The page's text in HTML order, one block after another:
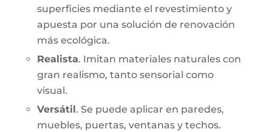
superficies mediante el revestimiento y
apuesta por una solución de renovación
más ecológica.
Realista. Imitan materiales naturales con
gran realismo, tanto sensorial como
visual.
Versátil . Se puede aplicar en paredes,
muebles, puertas, ventanas y techos.